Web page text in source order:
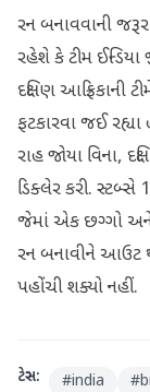
રન બનાવવાની
રહેશે કે ટીમ
દક્ષિણ આફ્રિકાની
ફટકારવા જઈ
રાહ જોયા વિના,
ડિક્લેર કરી. સ્ટબ્સે
જેમાં એક છગ્ગો અને
રન બનાવીને આઉટ
પહોંચી શક્યો નહીં.
ટેગ્સ: #india #